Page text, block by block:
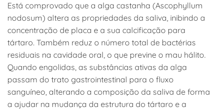
Está comprovado que a alga castanha (Ascophyllum
nodosum) altera as propriedades da saliva, inibindo a
concentração de placa e a sua calcificação para
tártaro. Também reduz o número total de bactérias
residuais na cavidade oral, o que previne o mau hálito.
Quando engolidas, as substâncias ativas da alga
passam do trato gastrointestinal para o fluxo
sanguíneo, alterando a composição da saliva de forma
a ajudar na mudança da estrutura do tártaro e a